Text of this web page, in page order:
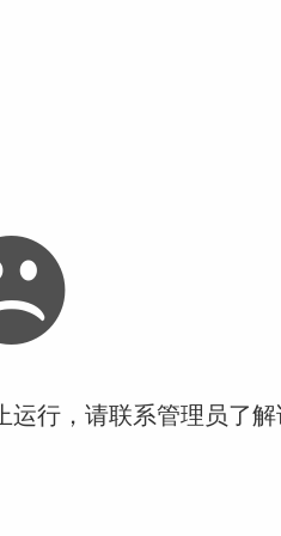
运行，请联系管理员了